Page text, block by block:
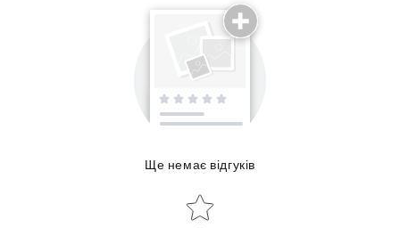
Поділиться досвідом використання
Ще немає відгуків
Star rating